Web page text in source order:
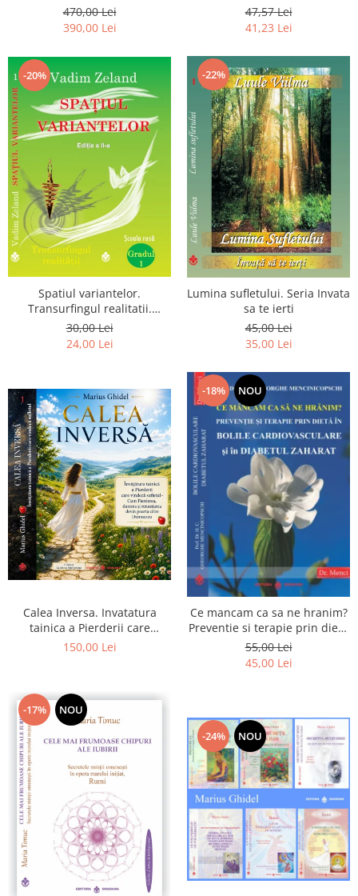
Luceafarului de Dimineata -
Gratuit)
470,00 Lei
390,00 Lei
chiar dragostea ta. Editia a 2-
a
47,57 Lei
41,23 Lei
-20%
Spatiul variantelor.
Transurfingul realitatii.
Gradul 1. Cum sa ne
dezvoltam intuitia si sa ne
30,00 Lei
24,00 Lei
-22%
Lumina sufletului. Seria Invata
sa te ierti
45,00 Lei
35,00 Lei
Calea Inversa. Invatatura
tainica a Pierderii care
vindeca sufletul - Cum
150,00 Lei
-18% NOU
Ce mancam ca sa ne hranim?
Preventie si terapie prin dieta
in bolile cardiovasculare si in
diabetul zaharat
55,00 Lei
45,00 Lei
-17% NOU
-24% NOU